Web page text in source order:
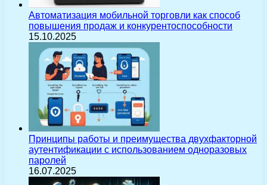
Автоматизация мобильной торговли как способ
повышения продаж и конкурентоспособности
15.10.2025
Принципы работы и преимущества двухфакторной
аутентификации с использованием одноразовых
паролей
16.07.2025